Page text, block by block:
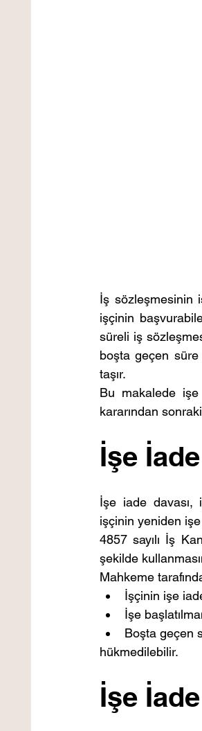
İş sözleşmesinin
işçinin
süreli iş
boşta geçen süre
taşır.
Bu makalede işe
kararından
İşe
İşe iade davası,
işçinin yeniden işe
4857 sayılı İş
şekilde
Mahkeme
İşçinin işe
İşe
Boşta geçen
hükmedilebilir.
İşe